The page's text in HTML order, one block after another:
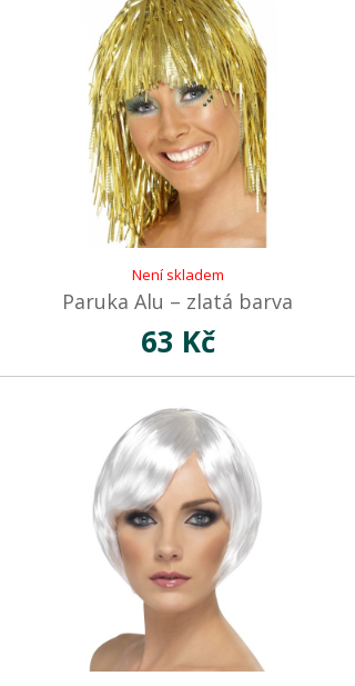
Není skladem
Paruka Alu – zlatá barva
63 Kč